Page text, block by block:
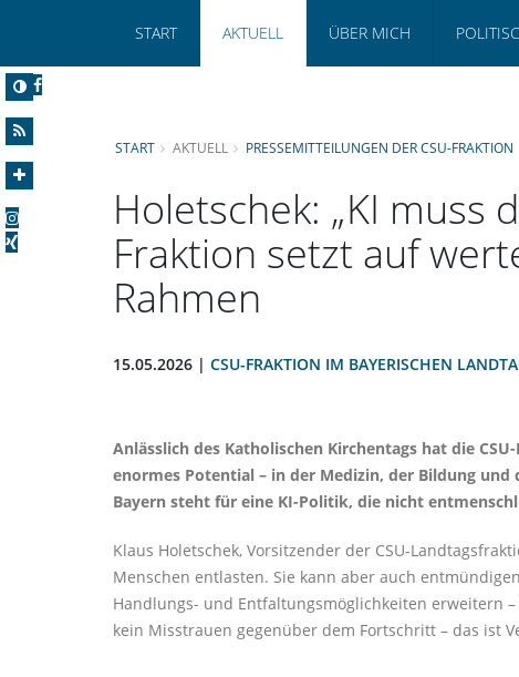
START AKTUELL ÜBER MICH
START AKTUELL PRESSEMITTEILUNGEN DER CSU-FRAKTION
Holetschek: „KI muss
Fraktion setzt auf
Rahmen
15.05.2026 | CSU-FRAKTION IM BAYERISCHEN
Anlässlich des Katholischen Kirchentags hat die
enormes Potential – in der Medizin, der Bildung
Bayern steht für eine KI-Politik, die nicht
Klaus Holetschek, Vorsitzender der CSU-
Menschen entlasten. Sie kann aber auch
Handlungs- und Entfaltungsmöglichkeiten erweitern
kein Misstrauen gegenüber dem Fortschritt – das ist